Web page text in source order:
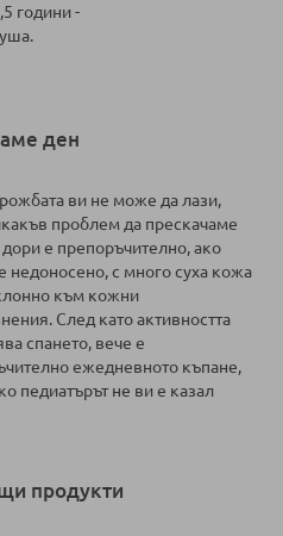
години -
ден
ви не може да лази,
проблем да прескачаме
е препоръчително, ако
недоносено, с много суха кожа
към кожни
След като активността
спането, вече е
ежедневното къпане,
педиатърът не ви е казал
продукти